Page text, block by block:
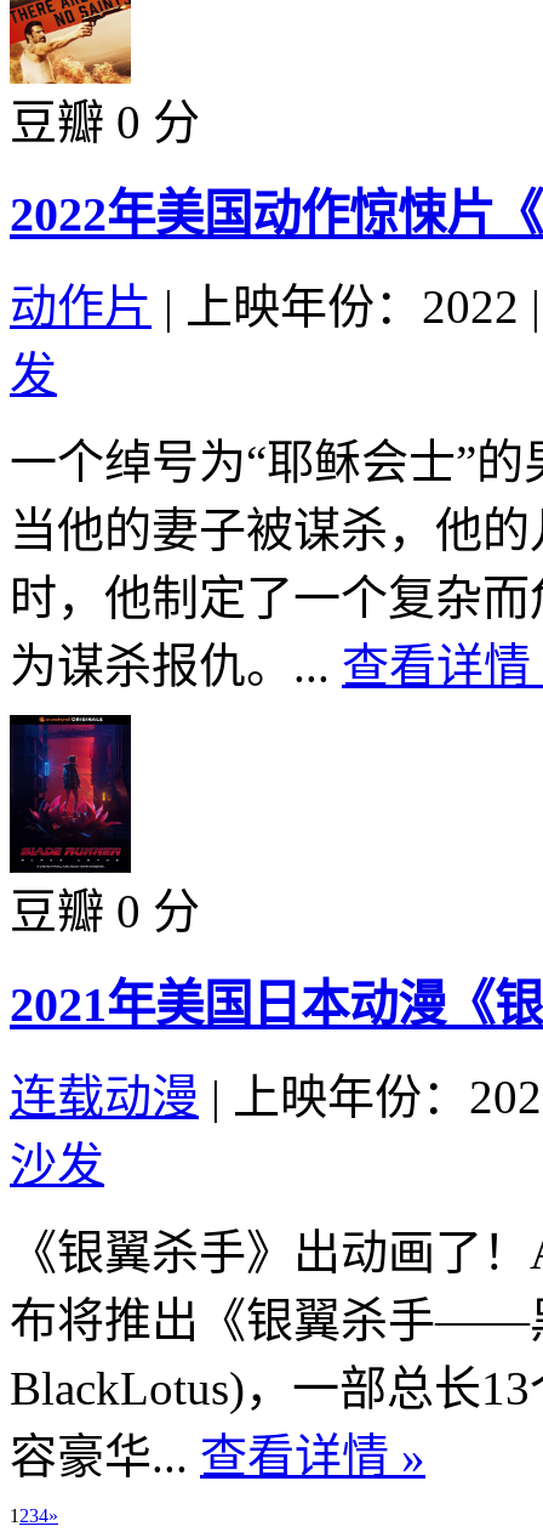
豆瓣 0 分
2022年美国动作惊悚片
动作片 | 上映年份：2022 |
发
一个绰号为“耶稣会士”
当他的妻子被谋杀，他
时，他制定了一个复杂
为谋杀报仇。... 查看详情
豆瓣 0 分
2021年美国日本动漫《
连载动漫 |
上映年份：
沙发
《银翼杀手》出动画了
布将推出《银翼杀手——
BlackLotus)，一部总长
容豪华... 查看详情 »
1 234»